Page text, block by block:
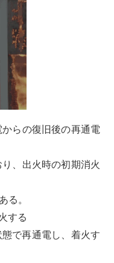
らの復旧後の再通電
、出火時の初期消火
る。
する
で再通電し、着火す